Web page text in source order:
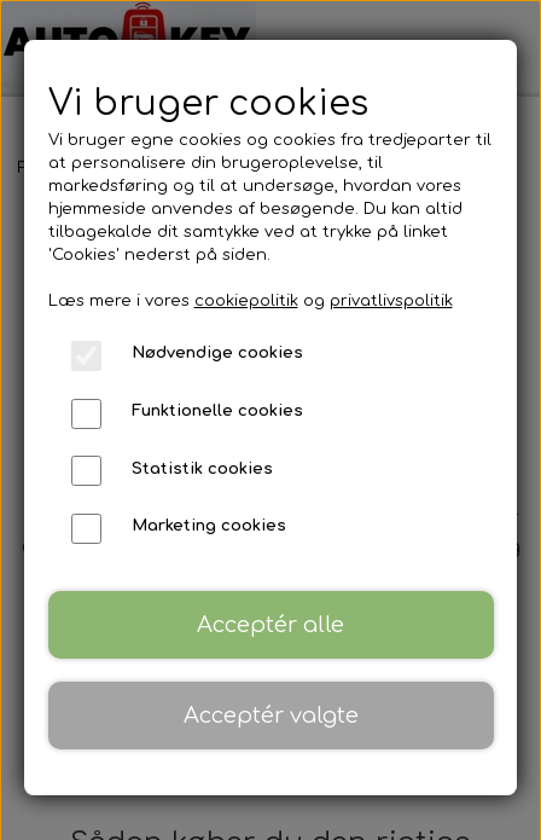
Forside Køb bilnøgle
Køb bilnøgle online - nemt,
vores webshop finder du fjernbetjeninger,
nøgleblade og nøglecovers til stort set alle
bilmærker. Bestil online og få varen leveret -
eller kom forbi butikken på Frederiksberg og
Se vores udvalg af bilnøgler
Vi bruger cookies
Vi bruger egne cookies og cookies fra tredjeparter til
at personalisere din brugeroplevelse, til
markedsføring og til at undersøge, hvordan vores
hjemmeside anvendes af besøgende. Du kan altid
tilbagekalde dit samtykke ved at trykke på linket
'Cookies' nederst på siden.
Læs mere i vores cookiepolitikog privatlivspolitik
Nødvendige cookies
Funktionelle cookies
Statistik cookies
Marketing cookies
Acceptér alle
Acceptér valgte